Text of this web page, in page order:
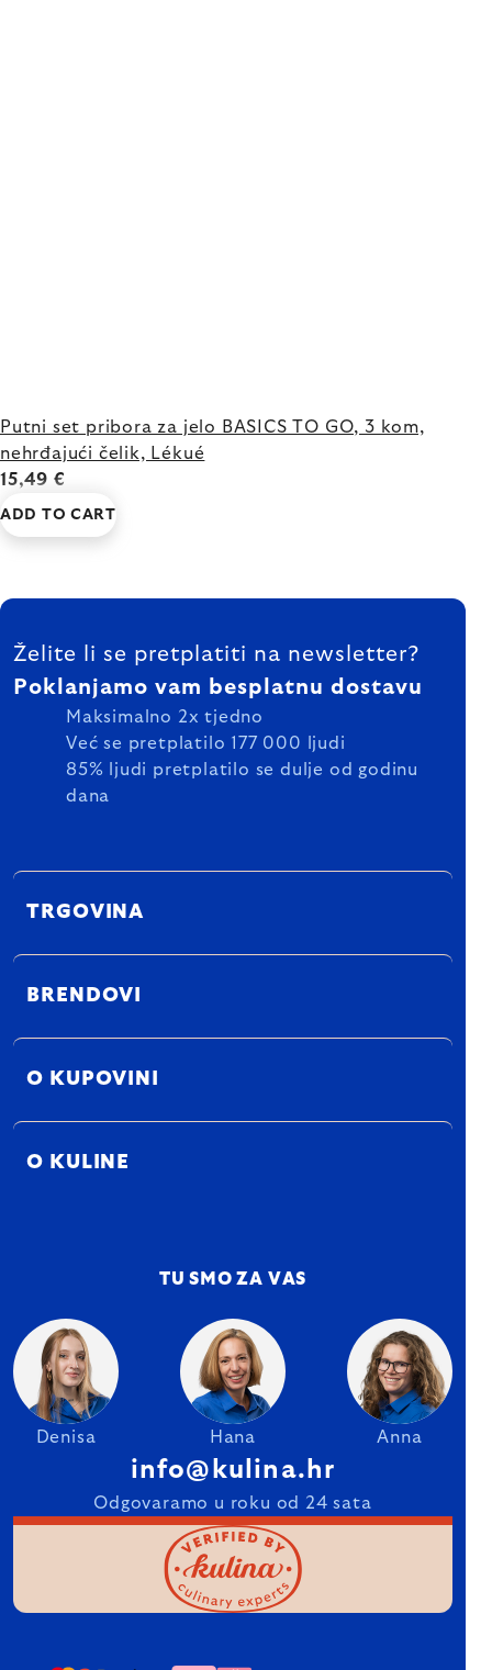
Putni set pribora za jelo BASICS TO GO, 3 kom,
nehrđajući čelik, Lékué
15,49 €
ADD TO CART
FOOTER
Želite li se pretplatiti na newsletter?
Poklanjamo vam besplatnu dostavu
Maksimalno 2x tjedno
Već se pretplatilo 177 000 ljudi
85% ljudi pretplatilo se dulje od godinu
dana
TRGOVINA
BRENDOVI
O KUPOVINI
O KULINE
TU SMO ZA VAS
Denisa Hana Anna
info@kulina.hr
Odgovaramo u roku od 24 sata